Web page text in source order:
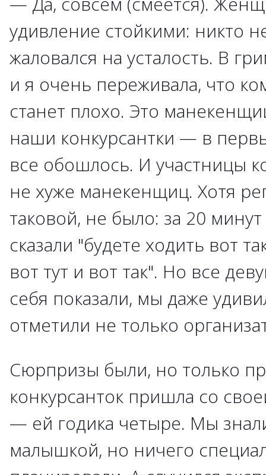
удивление стойкими: никто
жаловался на усталость. В
и я очень переживала, что
станет плохо. Это
наши конкурсантки — в
все обошлось. И участницы
не хуже манекенщиц. Хотя
таковой, не было: за 20
сказали "будете ходить вот
вот тут и вот так". Но все
себя показали, мы даже
отметили не только
Сюрпризы были, но только
конкурсанток пришла со
— ей годика четыре. Мы
малышкой, но ничего